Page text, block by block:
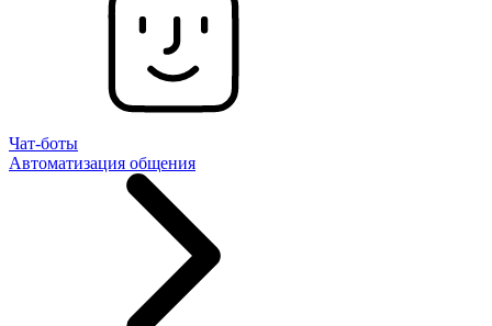
Чат-боты
Автоматизация общения